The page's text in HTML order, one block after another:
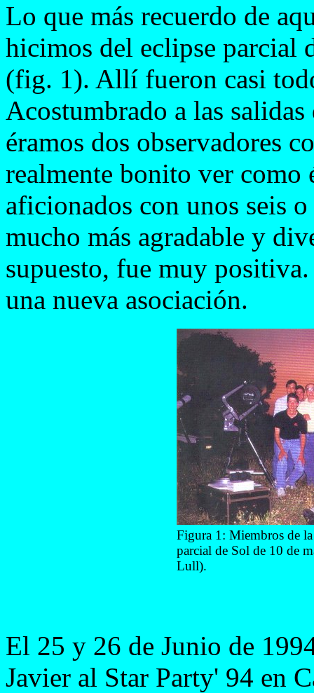
Lo que más recuerdo de
hicimos del eclipse parcial
(fig. 1). Allí fueron casi
Acostumbrado a las
éramos dos observadores
realmente bonito ver como
aficionados con unos seis
mucho más agradable y
supuesto, fue muy
una nueva asociación.
Figura 1: Miembros de
parcial de Sol de 10 de
Lull).
El 25 y 26 de Junio de
Javier al Star Party' 94 en